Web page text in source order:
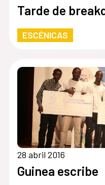
Tarde de
ESCÉNICAS
28 abril 2016
Guinea escribe